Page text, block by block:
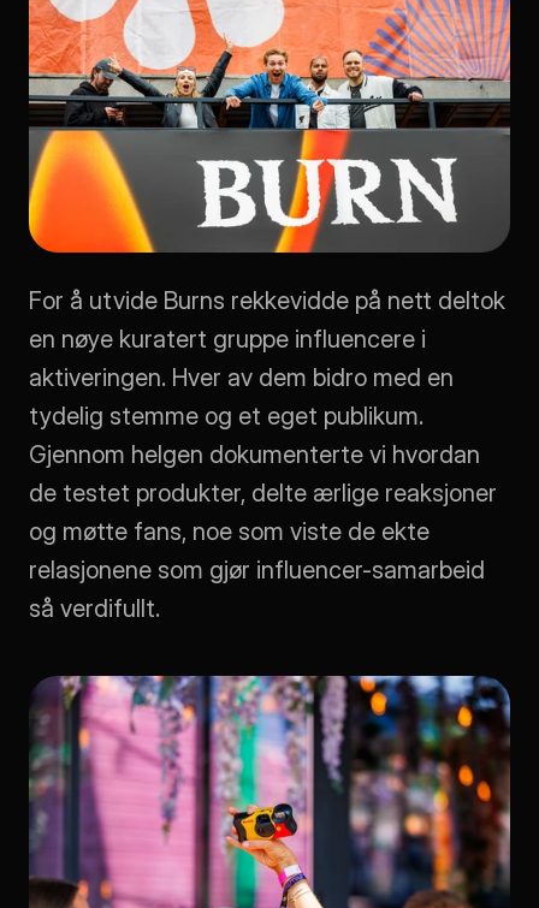
For å utvide Burns rekkevidde på nett deltok
en nøye kuratert gruppe influencere i
aktiveringen. Hver av dem bidro med en
tydelig stemme og et eget publikum.
Gjennom helgen dokumenterte vi hvordan
de testet produkter, delte ærlige reaksjoner
og møtte fans, noe som viste de ekte
relasjonene som gjør influencer-samarbeid
så verdifullt.